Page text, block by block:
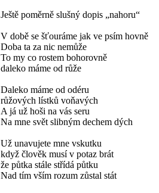
Ještě poměrně slušný dopis „nahoru“
V době se šťouráme jak ve psím hovně
Doba ta za nic nemůže
To my co rostem bohorovně
daleko máme od růže
Daleko máme od odéru
růžových lístků voňavých
A já už hoši na vás seru
Na mne svět slibným dechem dých
Už unavujete mne vskutku
když člověk musí v potaz brát
že půtka stále střídá půtku
Nad tím vším rozum zůstal stát